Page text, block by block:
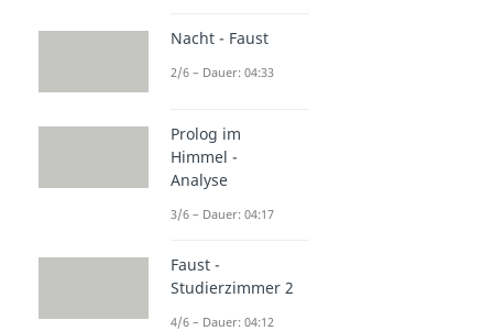
Nacht - Faust
2/6 – Dauer: 04:33
Prolog im
Himmel -
Analyse
3/6 – Dauer: 04:17
Faust -
Studierzimmer 2
4/6 – Dauer: 04:12